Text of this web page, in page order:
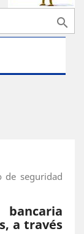

de seguridad
a través